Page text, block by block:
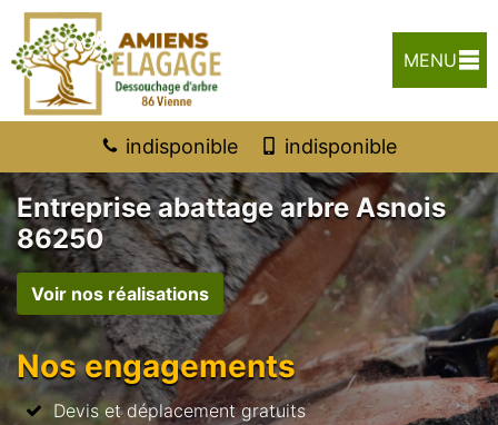
MENU
indisponible indisponible
Entreprise abattage arbre Asnois
86250
Voir nos réalisations
Nos engagements
Devis et déplacement gratuits